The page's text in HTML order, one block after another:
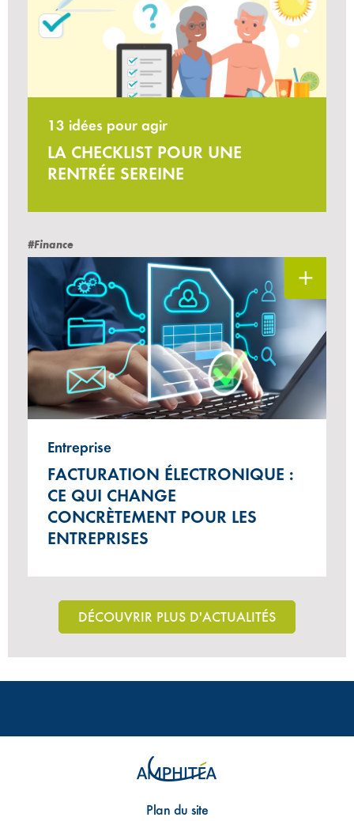
13 idées pour agir
LA CHECKLIST POUR UNE
RENTRÉE SEREINE
#Finance
Entreprise
FACTURATION ÉLECTRONIQUE :
CE QUI CHANGE
CONCRÈTEMENT POUR LES
ENTREPRISES
DÉCOUVRIR PLUS D'ACTUALITÉS
Plan du site